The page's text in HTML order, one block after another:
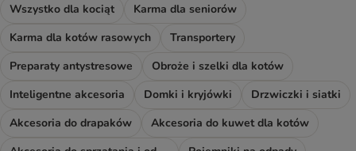
Wszystko dla kociąt
Karma dla seniorów
Karma dla kotów rasowych
Transportery
Preparaty antystresowe
Obroże i szelki dla kotów
Inteligentne akcesoria
Domki i kryjówki
Drzwiczki i siatki
Akcesoria do drapaków
Akcesoria do kuwet dla kotów